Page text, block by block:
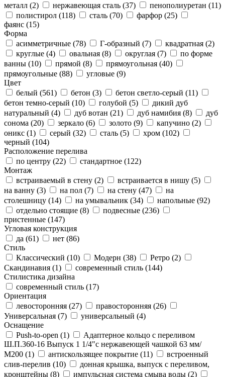
металл (2) нержавеющая сталь (37) пенополиуретан (11)
полистирол (118) сталь (70) фарфор (25)
фаянс (15)
Форма
асимметричные (78) Г-образный (7) квадратная (2)
круглые (4) овальная (8) округлая (7)
по форме
ванны (10) прямой (8) прямоугольная (40)
прямоугольные (88) угловые (9)
Цвет
белый (561) бетон (3) бетон светло-серый (11)
бетон темно-серый (10) голубой (5)
дикий дуб
натуральный (4) дуб вотан (21) дуб намибия (8)
дуб
сонома (20) зеркало (6) золото (9) капучино (2)
оникс (1) серый (32) сталь (5) хром (102)
черный (104)
Расположение перелива
по центру (22) стандартное (122)
Монтаж
встраиваемый в стену (2) встраивается в нишу (5)
на ванну (3) на пол (7) на стену (47)
на
столешницу (14) на умывальник (34) напольные (92)
отдельно стоящие (8) подвесные (236)
пристенные (147)
Угловая конструкция
да (61) нет (86)
Стиль
Классический (10) Модерн (38) Ретро (2)
Скандинавия (1) современный стиль (144)
Стилистика дизайна
современный стиль (17)
Ориентация
левосторонняя (27) правосторонняя (26)
Универсальная (7) универсальный (4)
Оснащение
Push-to-open (1)
Адаптерное кольцо с переливом
Ш.П.360-16 Выпуск 1 1/4"с нержавеющей чашкой 63 мм/
М200 (1) антискользящее покрытие (11)
встроенный
слив-перелив (10)
донная крышка, выпуск с переливом,
кронштейны (8) импульсная система смыва воды (2)